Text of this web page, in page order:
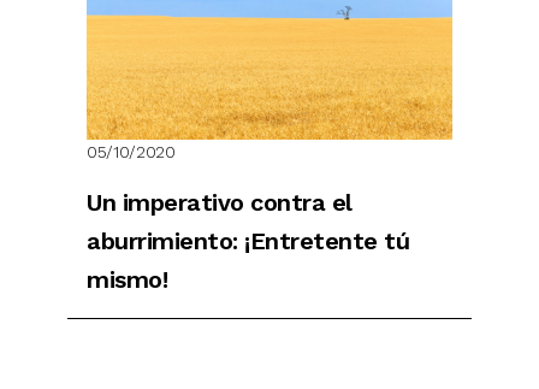
05/10/2020
Un imperativo contra el
aburrimiento: ¡Entretente tú
mismo!